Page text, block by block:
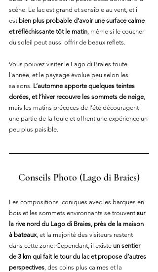
scène. Le lac est grand et sensible au vent, et il
est bien plus probable d’avoir une surface calme
et réfléchissante tôt le matin, même si le coucher
du soleil peut aussi offrir de beaux reflets.
Vous pouvez visiter le Lago di Braies toute
l’année, et le paysage évolue peu selon les
saisons. L’automne apporte quelques teintes
dorées, et l’hiver recouvre les sommets de neige,
mais les matins précoces de l’été découragent
une partie de la foule et offrent une expérience un
peu plus paisible.
Conseils Photo (Lago di Braies)
Les compositions iconiques avec les barques en
bois et les sommets environnants se trouvent sur
la rive nord du Lago di Braies, près de la maison
à bateaux, et la majorité des visiteurs restent
dans cette zone. Cependant, il existe un sentier
de 3 km qui fait le tour du lac et propose d’autres
perspectives, des coins plus calmes et la